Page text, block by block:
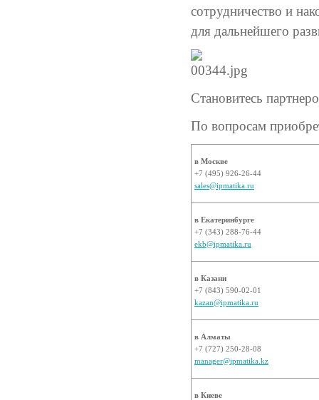
сотрудничество и
для дальнейшего
Становитесь
По вопросам
в Москве
+7 (495) 926-26-44
sales@ipmatika.ru
в Екатеринбурге
+7 (343) 288-76-44
ekb@ipmatika.ru
в Казани
+7 (843) 590-02-01
kazan@ipmatika.ru
в Алматы
+7 (727) 250-28-08
manager@ipmatika.kz
в Киеве